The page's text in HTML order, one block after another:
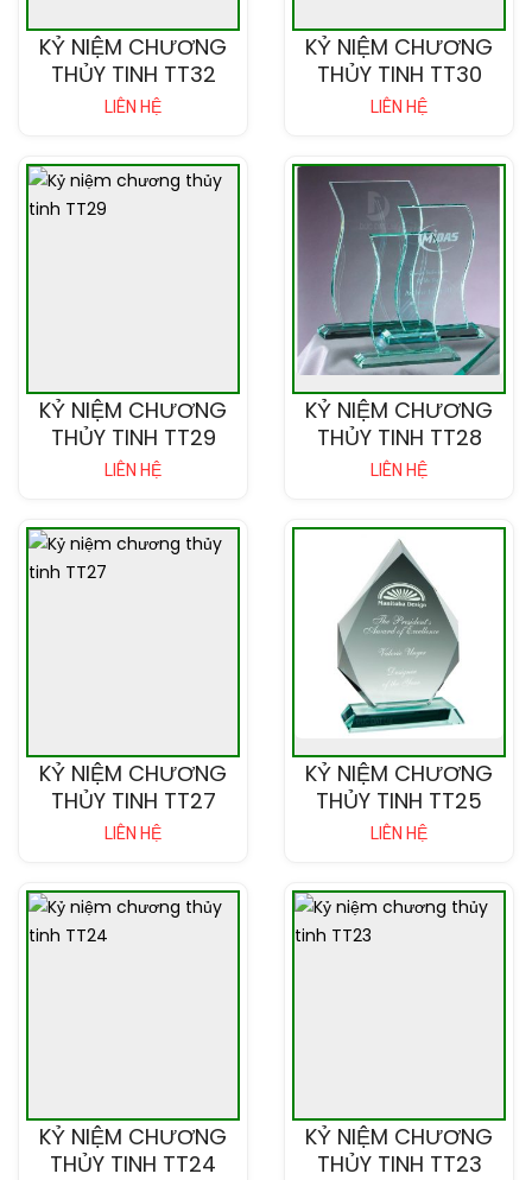
KỶ NIỆM CHƯƠNG
THỦY TINH TT32
LIÊN HỆ
KỶ NIỆM CHƯƠNG
THỦY TINH TT30
LIÊN HỆ
KỶ NIỆM CHƯƠNG
THỦY TINH TT29
LIÊN HỆ
KỶ NIỆM CHƯƠNG
THỦY TINH TT28
LIÊN HỆ
KỶ NIỆM CHƯƠNG
THỦY TINH TT27
LIÊN HỆ
KỶ NIỆM CHƯƠNG
THỦY TINH TT25
LIÊN HỆ
KỶ NIỆM CHƯƠNG
THỦY TINH TT24
KỶ NIỆM CHƯƠNG
THỦY TINH TT23